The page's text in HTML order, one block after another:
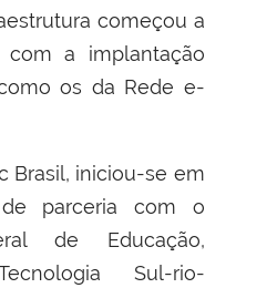
começou a
com a implantação
os da Rede e-
Brasil, iniciou-se em
de parceria com o
de Educação,
Sul-rio-